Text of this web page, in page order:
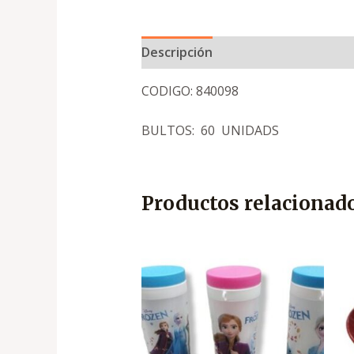
Descripción
CODIGO: 840098
BULTOS: 60 UNIDADS
Productos